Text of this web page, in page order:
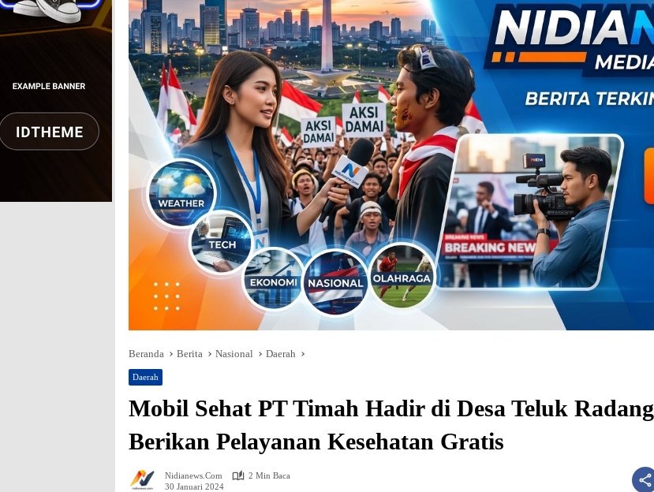
Beranda Berita Nasional Daerah
Daerah
Mobil Sehat PT Timah Hadir di Desa Teluk Radang
Berikan Pelayanan Kesehatan Gratis
Nidianews.com
2 Min Baca
30 Januari 2024